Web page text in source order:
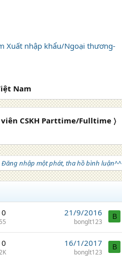
Xuất nhập khẩu/Ngoại thương-
Nam
CSKH Parttime/Fulltime 〉
Đăng nhập một phát, tha hồ bình luận^^
0 21/9/2016
bonglt123
B
0 16/1/2017
bonglt123
B